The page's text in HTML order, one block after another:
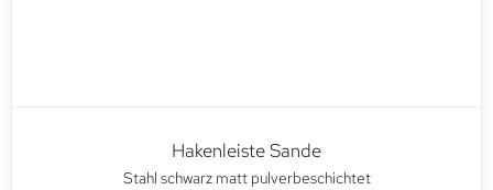
Hakenleiste Sande
Stahl schwarz matt pulverbeschichtet